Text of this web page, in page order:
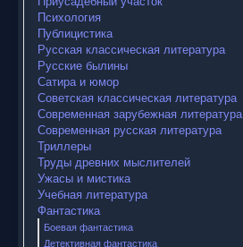
Психология
Публицистика
Русская классическая литература
Русские былины
Сатира и юмор
Советская классическая литература
Современная зарубежная литература
Современная русская литература
Триллеры
Труды древних мыслителей
Ужасы и мистика
Учебная литература
Фантастика
Боевая фантастика
Детективная фантастика